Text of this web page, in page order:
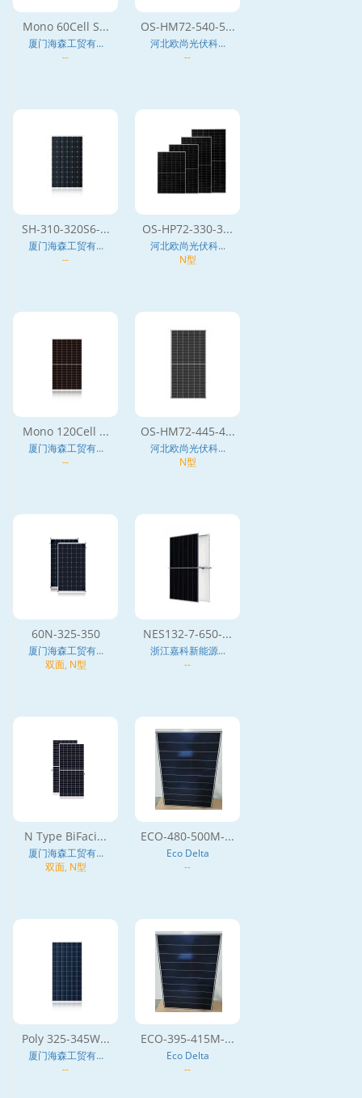
Mono 60Cell S...
厦门海森工贸有...
--
OS-HM72-540-5...
河北欧尚光伏科...
--
SH-310-320S6-...
厦门海森工贸有...
--
OS-HP72-330-3...
河北欧尚光伏科...
N型
Mono 120Cell ...
厦门海森工贸有...
--
OS-HM72-445-4...
河北欧尚光伏科...
N型
60N-325-350
厦门海森工贸有...
双面, N型
NES132-7-650-...
浙江嘉科新能源...
--
N Type BiFaci...
厦门海森工贸有...
双面, N型
ECO-480-500M-...
Eco Delta
--
Poly 325-345W...
厦门海森工贸有...
--
ECO-395-415M-...
Eco Delta
--